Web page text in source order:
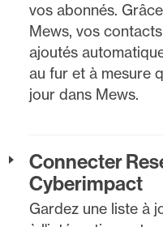
vos abonnés.
Mews, vos
ajoutés
au fur et à mesure
jour dans Mews.
Connecter
Cyberimpact
Gardez une liste à